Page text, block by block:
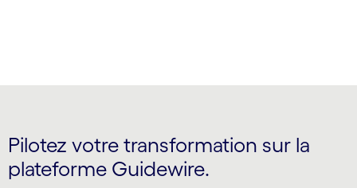
Pilotez votre transformation sur la
plateforme Guidewire.